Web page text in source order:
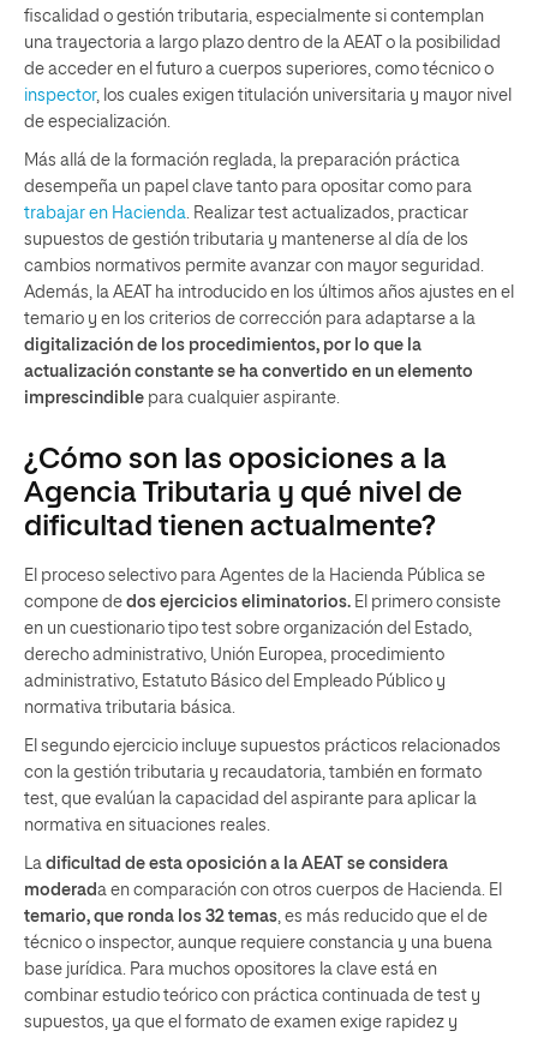
fiscalidad o gestión tributaria, especialmente si contemplan
una trayectoria a largo plazo dentro de la AEAT o la posibilidad
de acceder en el futuro a cuerpos superiores, como técnico o
inspector, los cuales exigen titulación universitaria y mayor nivel
de especialización.
Más allá de la formación reglada, la preparación práctica
desempeña un papel clave tanto para opositar como para
trabajar en Hacienda . Realizar test actualizados, practicar
supuestos de gestión tributaria y mantenerse al día de los
cambios normativos permite avanzar con mayor seguridad.
Además, la AEAT ha introducido en los últimos años ajustes en el
temario y en los criterios de corrección para adaptarse a la
digitalización de los procedimientos, por lo que la
actualización constante se ha convertido en un elemento
imprescindible para cualquier aspirante.
¿Cómo son las oposiciones a la
Agencia Tributaria y qué nivel de
dificultad tienen actualmente?
El proceso selectivo para Agentes de la Hacienda Pública se
compone de dos ejercicios eliminatorios. El primero consiste
en un cuestionario tipo test sobre organización del Estado,
derecho administrativo, Unión Europea, procedimiento
administrativo, Estatuto Básico del Empleado Público y
normativa tributaria básica.
El segundo ejercicio incluye supuestos prácticos relacionados
con la gestión tributaria y recaudatoria, también en formato
test, que evalúan la capacidad del aspirante para aplicar la
normativa en situaciones reales.
La dificultad de esta oposición a la AEAT se considera
moderada en comparación con otros cuerpos de Hacienda. El
temario, que ronda los 32 temas , es más reducido que el de
técnico o inspector, aunque requiere constancia y una buena
base jurídica. Para muchos opositores la clave está en
combinar estudio teórico con práctica continuada de test y
supuestos, ya que el formato de examen exige rapidez y